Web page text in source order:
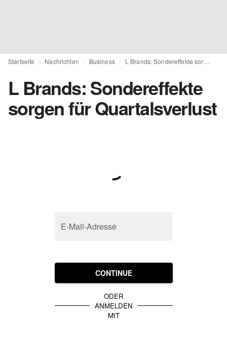
Startseite Nachrichten Business
L Brands: Sondereffekte
sorgen für Quartalsverlust
E-Mail-Adresse
CONTINUE
ODER
ANMELDEN
MIT